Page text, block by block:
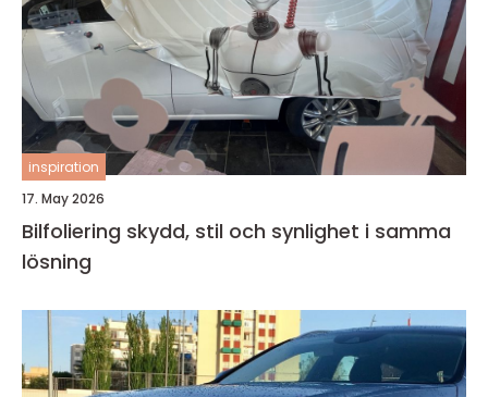
inspiration
17. May 2026
Bilfoliering skydd, stil och synlighet i samma
lösning